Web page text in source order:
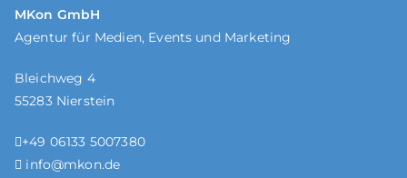
MKon GmbH
Agentur für Medien, Events und Marketing
Bleichweg 4
55283 Nierstein
+49 06133 5007380
info@mkon.de